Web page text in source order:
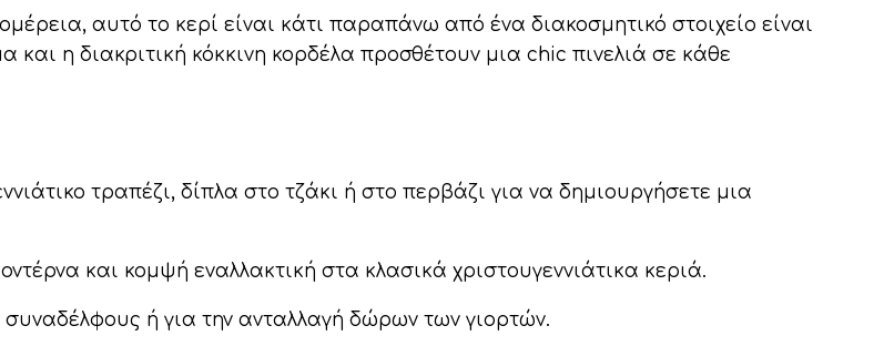
αυτό το κερί είναι κάτι παραπάνω από ένα διακοσμητικό στοιχείο είναι
η διακριτική κόκκινη κορδέλα προσθέτουν μια chic πινελιά σε κάθε
τραπέζι, δίπλα στο τζάκι ή στο περβάζι για να δημιουργήσετε μια
και κομψή εναλλακτική στα κλασικά χριστουγεννιάτικα κεριά.
ή για την ανταλλαγή δώρων των γιορτών.